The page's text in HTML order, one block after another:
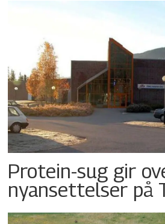
Protein-sug gir
nyansettelser på